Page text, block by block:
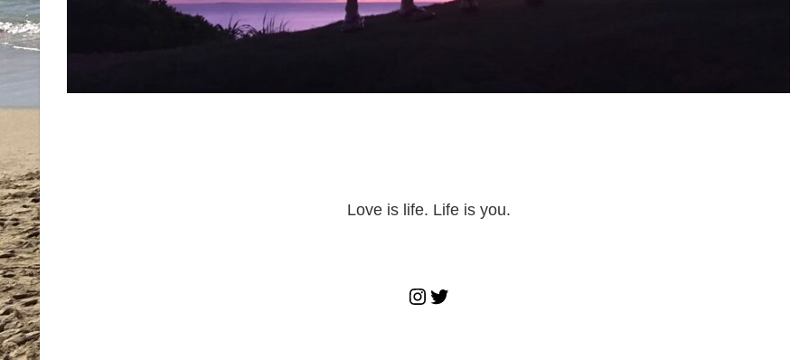
Love is life. Life is you.
Instagram
Twitter